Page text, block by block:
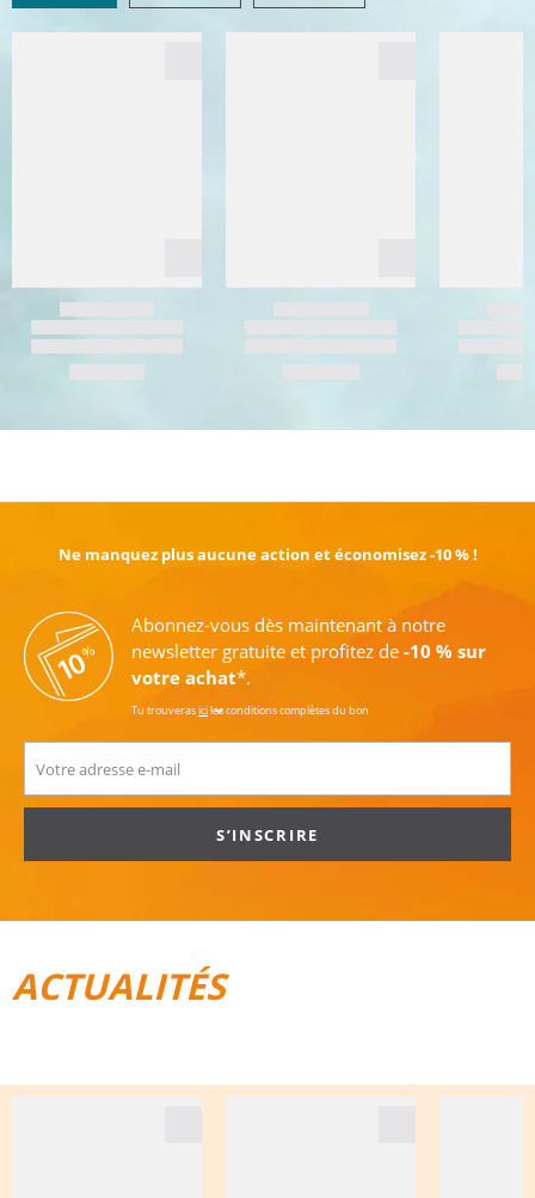
Ne manquez plus aucune action et économisez -10 % !
Abonnez-vous dès maintenant à notre
newsletter gratuite et profitez de -10 % sur
votre achat*.
Tu trouverasiciles conditions complètes du bon
S’INSCRIRE
ACTUALITÉS